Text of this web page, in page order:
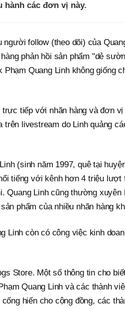
hành các đơn vị này.
follow (theo dõi) của
phản hồi sản phẩm "dẻ
Quang Linh không giống
tiếp với nhãn hàng và đơn
livestream do Linh quảng
(sinh năm 1997, quê tại
tiếng với kênh hơn 4 triệu lượt
Quang Linh cũng thường xuyên
phẩm của nhiều nhãn hàng
Linh còn có công việc kinh
Store. Một số thông tin cho
Quang Linh và các thành
hiến cho cộng đồng, các